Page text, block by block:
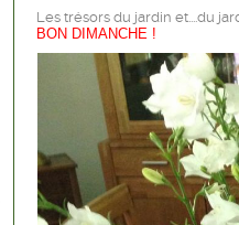
Les trésors du jardin et....du
BON DIMANCHE !